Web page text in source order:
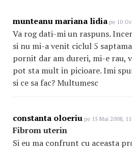
munteanu mariana lidia pe 10
Va rog dati-mi un raspuns.
si nu mi-a venit ciclul 5
pornit dar am dureri, mi-e rau,
pot sta mult in picioare. Imi
si ce sa fac? Multumesc
constanta oloeriu pe 15 Mai 2008,
Fibrom uterin
Si eu ma confrunt cu aceasta